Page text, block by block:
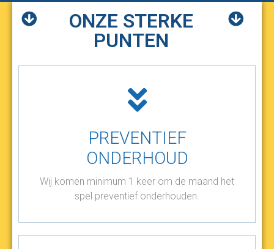
ONZE STERKE
PUNTEN
PREVENTIEF
ONDERHOUD
Wij komen minimum 1 keer om de maand het
spel preventief onderhouden.